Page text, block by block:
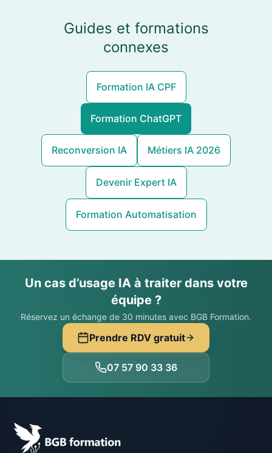
Guides et formations
connexes
Formation IA CPF
Formation ChatGPT
Reconversion IA Métiers IA 2026
Devenir Expert IA
Formation Automatisation
Un cas d’usage IA à traiter dans votre
équipe ?
Réservez un échange de 30 minutes avec BGB Formation.
Prendre RDV gratuit
07 57 90 33 36